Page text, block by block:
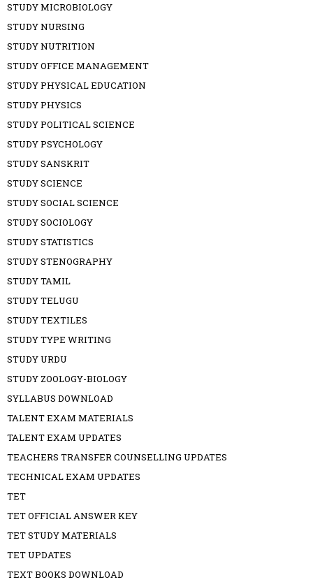
STUDY MICROBIOLOGY
STUDY NURSING
STUDY NUTRITION
STUDY OFFICE MANAGEMENT
STUDY PHYSICAL EDUCATION
STUDY PHYSICS
STUDY POLITICAL SCIENCE
STUDY PSYCHOLOGY
STUDY SANSKRIT
STUDY SCIENCE
STUDY SOCIAL SCIENCE
STUDY SOCIOLOGY
STUDY STATISTICS
STUDY STENOGRAPHY
STUDY TAMIL
STUDY TELUGU
STUDY TEXTILES
STUDY TYPE WRITING
STUDY URDU
STUDY ZOOLOGY-BIOLOGY
SYLLABUS DOWNLOAD
TALENT EXAM MATERIALS
TALENT EXAM UPDATES
TEACHERS TRANSFER COUNSELLING UPDATES
TECHNICAL EXAM UPDATES
TET
TET OFFICIAL ANSWER KEY
TET STUDY MATERIALS
TET UPDATES
TEXT BOOKS DOWNLOAD